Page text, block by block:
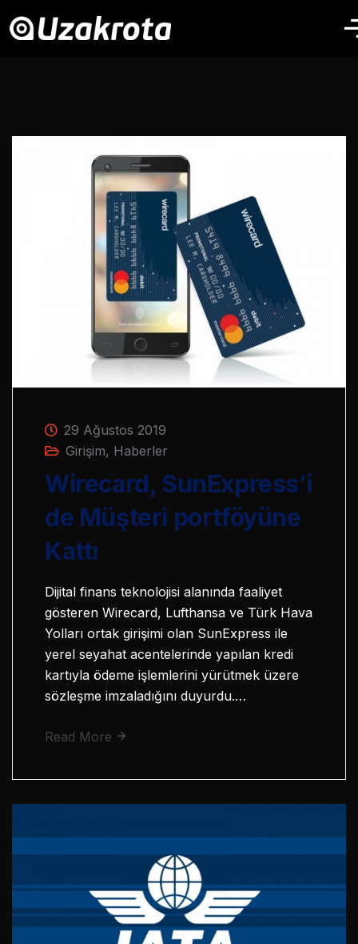
29 Ağustos 2019
Girişim, Haberler
Wirecard, SunExpress’i
de Müşteri portföyüne
Kattı
Dijital finans teknolojisi alanında faaliyet
gösteren Wirecard, Lufthansa ve Türk Hava
Yolları ortak girişimi olan SunExpress ile
yerel seyahat acentelerinde yapılan kredi
kartıyla ödeme işlemlerini yürütmek üzere
sözleşme imzaladığını duyurdu.…
Read More